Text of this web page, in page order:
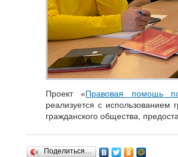
Проект «Правовая помощь
реализуется с использованием
гражданского общества,
Поделиться…